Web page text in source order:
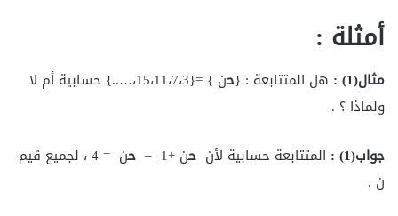
أمثلة :
مثال(1 ) : هل المتتابعة : {ح
ن } ={15،11،7،3،…..} حسابية أم لا
ولماذا ؟ .
جواب(1 ) : المتتابعة حسابية لأن حن +1 – ح
ن = 4 ، لجميع قيم
ن .